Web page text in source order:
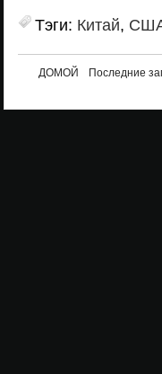
Тэги: Китай,
ДОМОЙ Последние